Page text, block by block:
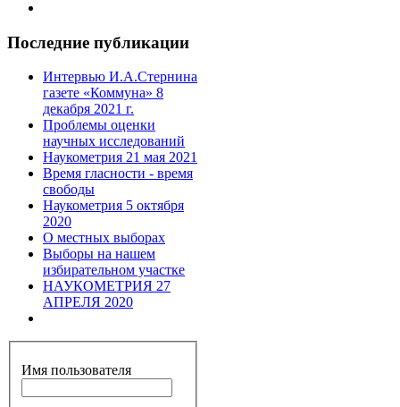
Последние публикации
Интервью И.А.Стернина
газете «Коммуна» 8
декабря 2021 г.
Проблемы оценки
научных исследований
Наукометрия 21 мая 2021
Время гласности - время
свободы
Наукометрия 5 октября
2020
О местных выборах
Выборы на нашем
избирательном участке
НАУКОМЕТРИЯ 27
АПРЕЛЯ 2020
Имя пользователя